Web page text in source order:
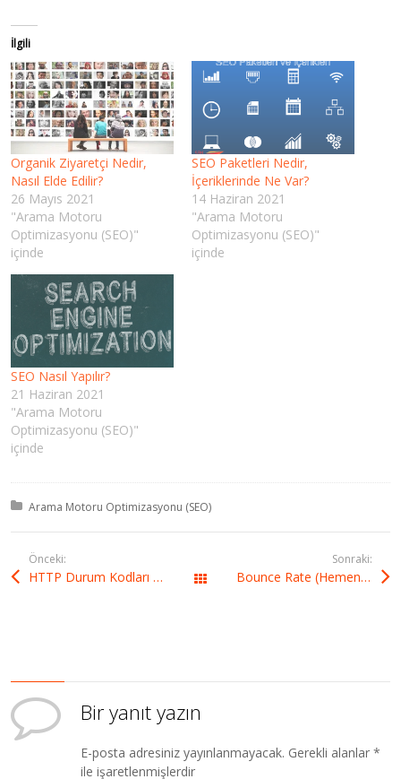
İlgili
Organik Ziyaretçi Nedir,
Nasıl Elde Edilir?
26 Mayıs 2021
"Arama Motoru
Optimizasyonu (SEO)"
içinde
SEO Paketleri Nedir,
İçeriklerinde Ne Var?
14 Haziran 2021
"Arama Motoru
Optimizasyonu (SEO)"
içinde
SEO Nasıl Yapılır?
21 Haziran 2021
"Arama Motoru
Optimizasyonu (SEO)"
içinde
Kategori:
Arama Motoru Optimizasyonu (SEO)
Önceki:
HTTP Durum Kodları ve SEO Tüm yazılar
Sonraki:
Bounce Rate (Hemen Çıkma Oranı) Düşürmek İçin Neler Yapılmalı?
Bir yanıt yazın
E-posta adresiniz yayınlanmayacak. Gerekli alanlar*
ile işaretlenmişlerdir